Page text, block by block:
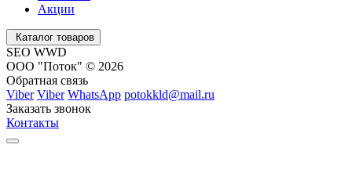
Акции
Каталог товаров
SEO WWD
ООО "Поток" © 2026
Обратная связь
Viber Viber WhatsApp potokkld@mail.ru
Заказать звонок
Контакты